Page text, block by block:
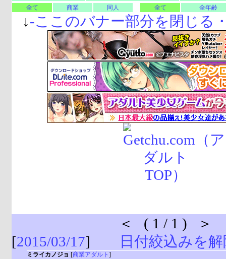
全て
商業 同人 全て 全年齢
↓-ここのバナー部分を閉じる
＜ ( 1 / 1 ) ＞
[2015/03/17] 日付絞込みを
ミライカノジョ [商業アダルト ]